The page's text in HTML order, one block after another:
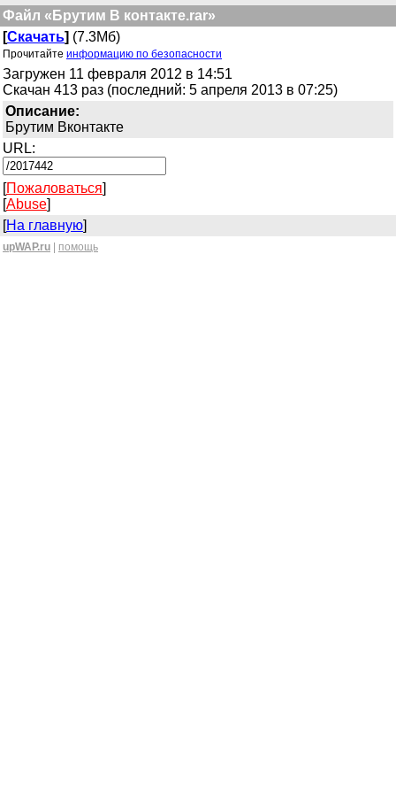
Файл «Брутим В контакте.rar»
[Скачать] (7.3Мб)
Прочитайте информацию по безопасности
Загружен 11 февраля 2012 в 14:51
Скачан 413 раз (последний: 5 апреля 2013 в 07:25)
Описание:
Брутим Вконтакте
URL:
[Пожаловаться]
[Abuse]
[На главную]
upWAP.ru помощь